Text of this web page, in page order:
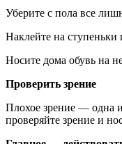
Уберите с пола все
Наклейте на ступеньки
Носите дома обувь на
Проверить зрение
Плохое зрение — одна
проверяйте зрение и